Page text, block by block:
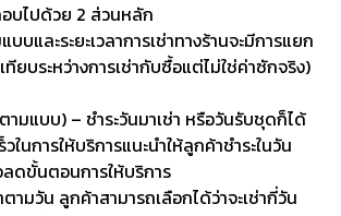
อบไปด้วย 2 ส่วนหลัก
บบและระยะเวลาการเช่าทางร้านจะมีการแยก
ยบระหว่างการเช่ากับซื้อแต่ไม่ใช่ค่าซักจริง)
ามแบบ) – ชำระวันมาเช่า หรือวันรับชุดก็ได้
ในการให้บริการแนะนำให้ลูกค้าชำระในวัน
ดขั้นตอนการให้บริการ
ตามวัน ลูกค้าสามารถเลือกได้ว่าจะเช่ากี่วัน